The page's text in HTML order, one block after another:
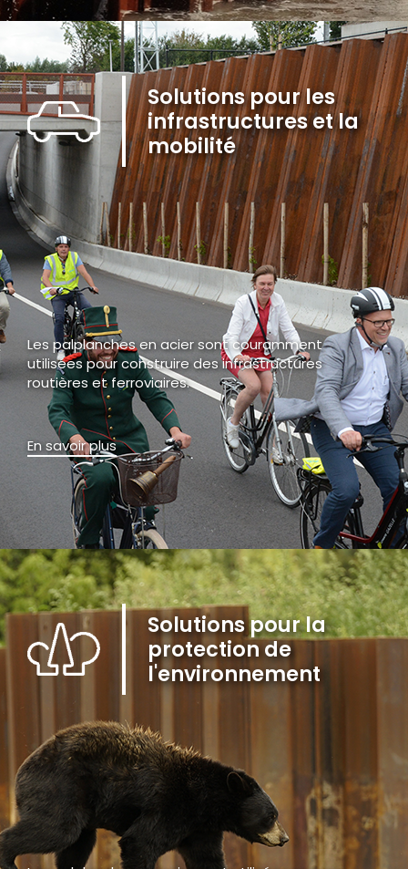
Solutions pour les
infrastructures et la
mobilité
Les palplanches en acier sont couramment
utilisées pour construire des infrastructures
routières et ferroviaires.
En savoir plus
Solutions pour la
protection de
l'environnement